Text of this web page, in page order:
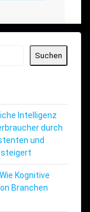
Suchen
Intelligenz
durch
und
steigert
Kognitive
Branchen